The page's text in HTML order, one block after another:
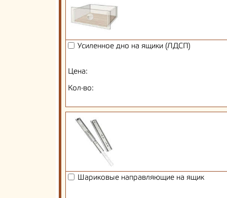
Усиленное дно на ящики (ЛДСП)
Цена:
Кол-во:
Шариковые направляющие на ящик